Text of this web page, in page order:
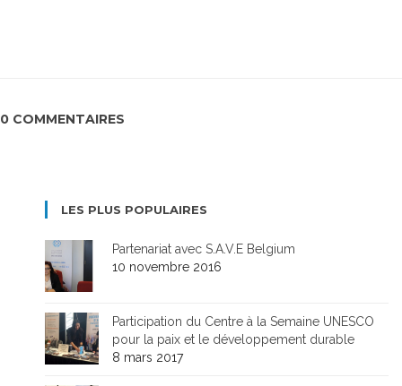
0 COMMENTAIRES
LES PLUS POPULAIRES
Partenariat avec S.A.V.E Belgium
10 novembre 2016
Participation du Centre à la Semaine UNESCO
pour la paix et le développement durable
8 mars 2017